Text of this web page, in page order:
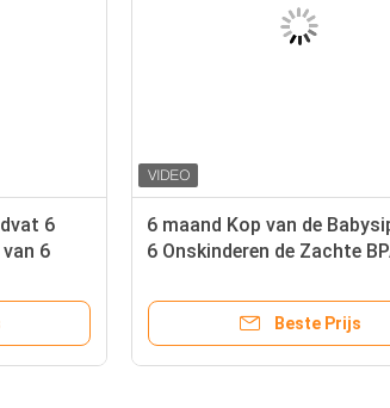
6
6
6 maand Kop van de
6 Onskinderen de Zachte
Beste Prijs